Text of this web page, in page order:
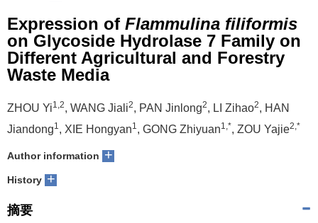
Expression of Flammulina filiformis
on Glycoside Hydrolase 7 Family on
Different Agricultural and Forestry
Waste Media
ZHOU Yi1,2, WANG Jiali2, PAN Jinlong2, LI Zihao2, HAN
Jiandong1 , XIE Hongyan1 , GONG Zhiyuan1,*, ZOU Yajie2,*
Author information +
History +
摘要